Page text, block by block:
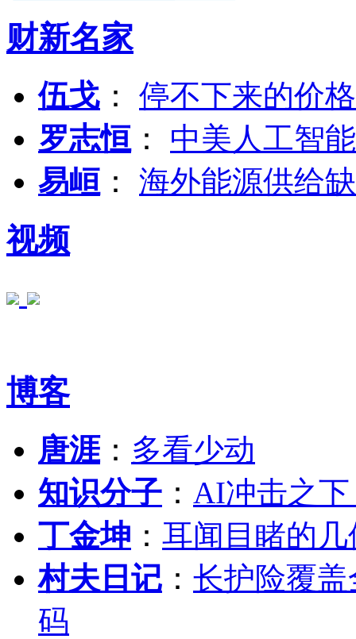
财新名家
伍戈 ： 停不下来的价
罗志恒 ： 中美人工智
易峘 ： 海外能源供给
视频
博客
唐涯： 多看少动
知识分子 ： AI冲击之
丁金坤 ： 耳闻目睹的
村夫日记 ： 长护险覆
码